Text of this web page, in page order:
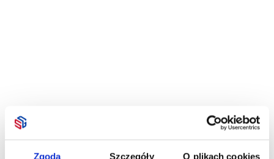
Zgoda Szczegóły O plikach cookies